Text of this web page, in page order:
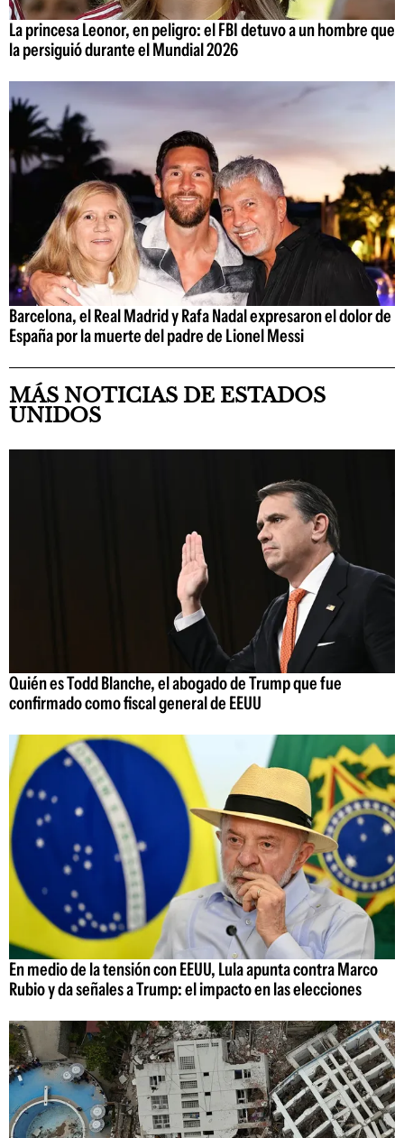
La princesa Leonor, en peligro: el FBI detuvo a un hombre que
la persiguió durante el Mundial 2026
Barcelona, el Real Madrid y Rafa Nadal expresaron el dolor de
España por la muerte del padre de Lionel Messi
MÁS NOTICIAS DE ESTADOS
UNIDOS
Quién es Todd Blanche, el abogado de Trump que fue
confirmado como fiscal general de EEUU
En medio de la tensión con EEUU, Lula apunta contra Marco
Rubio y da señales a Trump: el impacto en las elecciones